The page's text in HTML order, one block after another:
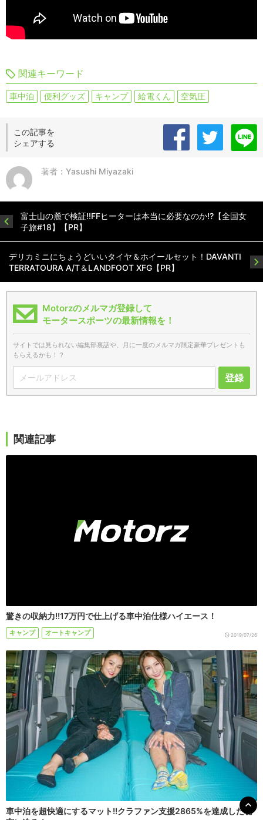
関連キーワード
車中泊 便利グッズ キャンプ 給電くん 空気圧
この記事を
シェアする
著者：Yasushi Miyazaki
富士山の麓で検証!!FFヒーターは本当に必要なのか!?【全国女
子旅#18】【PR】
デリカミニにちょうどいいタイヤ＆ホイールセット！DAVANTI
TERRATOURA A/T＆LANDFOOT XFG【PR】
Motorzのメルマガ登録して
モータースポーツの最新情報を！
サイトでは見られない編集部裏話や、月に一度のメルマガ限定豪華プレゼントも
もらえるかも！？
登録
関連記事
驚きの収納力!!17万円で仕上げる車中泊仕様ハイエース！
キャンプ オートキャンプ 2019/07/26
車中泊を超快適にするマット!!クラファン支援2865%を達成した秘